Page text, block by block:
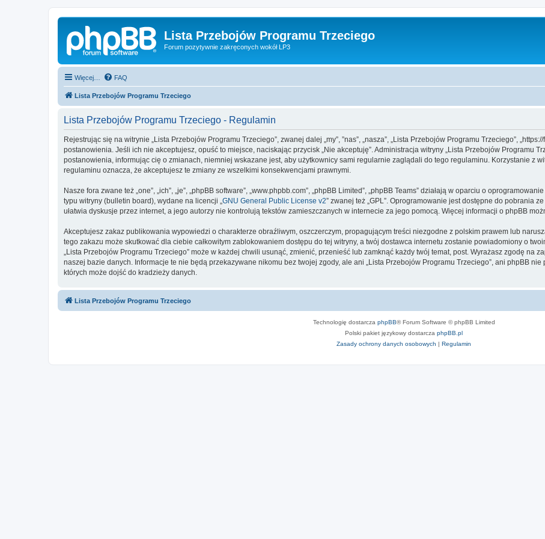
Lista Przebojów Programu Trzeciego
Forum pozytywnie zakręconych wokół LP3
Więcej… FAQ
Lista Przebojów Programu Trzeciego
Lista Przebojów Programu Trzeciego - Regulamin
Rejestrując się na witrynie „Lista Przebojów Programu Trzeciego”, zwanej dalej „my”, ”nas”, „nasza”, „Lista Przebojów Programu Trzeciego”,
postanowienia. Jeśli ich nie akceptujesz, opuść to miejsce, naciskając przycisk „Nie akceptuję”. Administracja witryny „Lista Przebojów Programu
postanowienia, informując cię o zmianach, niemniej wskazane jest, aby użytkownicy sami regularnie zaglądali do tego regulaminu. Korzystanie z
regulaminu oznacza, że akceptujesz te zmiany ze wszelkimi konsekwencjami prawnymi.
Nasze fora zwane też „one”, „ich”, „je”, „phpBB software”, „www.phpbb.com”, „phpBB Limited”, „phpBB Teams” działają w oparciu o
typu witryny (bulletin board), wydane na licencji „ GNU General Public License v2” zwanej też „GPL”. Oprogramowanie jest dostępne do pobrania
ułatwia dyskusje przez internet, a jego autorzy nie kontrolują tekstów zamieszczanych w internecie za jego pomocą. Więcej informacji o phpBB
Akceptujesz zakaz publikowania wypowiedzi o charakterze obraźliwym, oszczerczym, propagującym treści niezgodne z polskim prawem lub
tego zakazu może skutkować dla ciebie całkowitym zablokowaniem dostępu do tej witryny, a twój dostawca internetu zostanie powiadomiony o
„Lista Przebojów Programu Trzeciego” może w każdej chwili usunąć, zmienić, przenieść lub zamknąć każdy twój temat, post. Wyrażasz zgodę na
naszej bazie danych. Informacje te nie będą przekazywane nikomu bez twojej zgody, ale ani „Lista Przebojów Programu Trzeciego”, ani phpBB
których może dojść do kradzieży danych.
Lista Przebojów Programu Trzeciego
Technologię dostarcza phpBB® Forum Software © phpBB Limited
Polski pakiet językowy dostarcza phpBB.pl
Zasady ochrony danych osobowych | Regulamin